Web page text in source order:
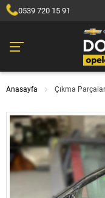
0539 720 15 91
Anasayfa Çıkma Parçalar